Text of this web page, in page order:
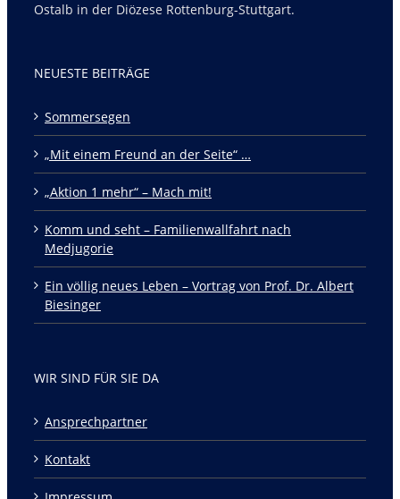
Ostalb in der Diözese Rottenburg-Stuttgart.
NEUESTE BEITRÄGE
Sommersegen
„Mit einem Freund an der Seite“ …
„Aktion 1 mehr“ – Mach mit!
Komm und seht – Familienwallfahrt nach
Medjugorie
Ein völlig neues Leben – Vortrag von Prof. Dr. Albert
Biesinger
WIR SIND FÜR SIE DA
Ansprechpartner
Kontakt